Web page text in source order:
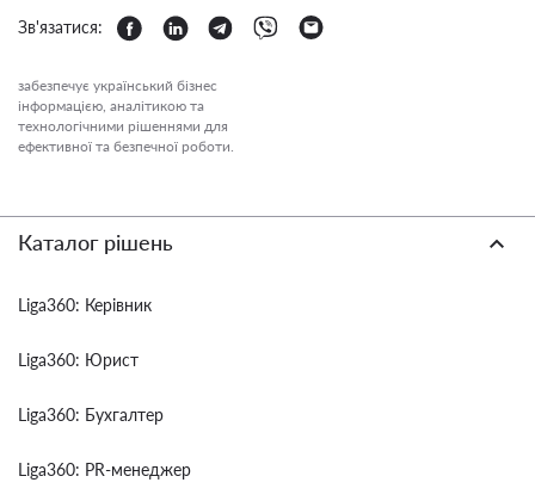
Зв'язатися:
забезпечує український бізнес
інформацією, аналітикою та
технологічними рішеннями для
ефективної та безпечної роботи.
Каталог рішень
Liga360: Керівник
Liga360: Юрист
Liga360: Бухгалтер
Liga360: PR-менеджер